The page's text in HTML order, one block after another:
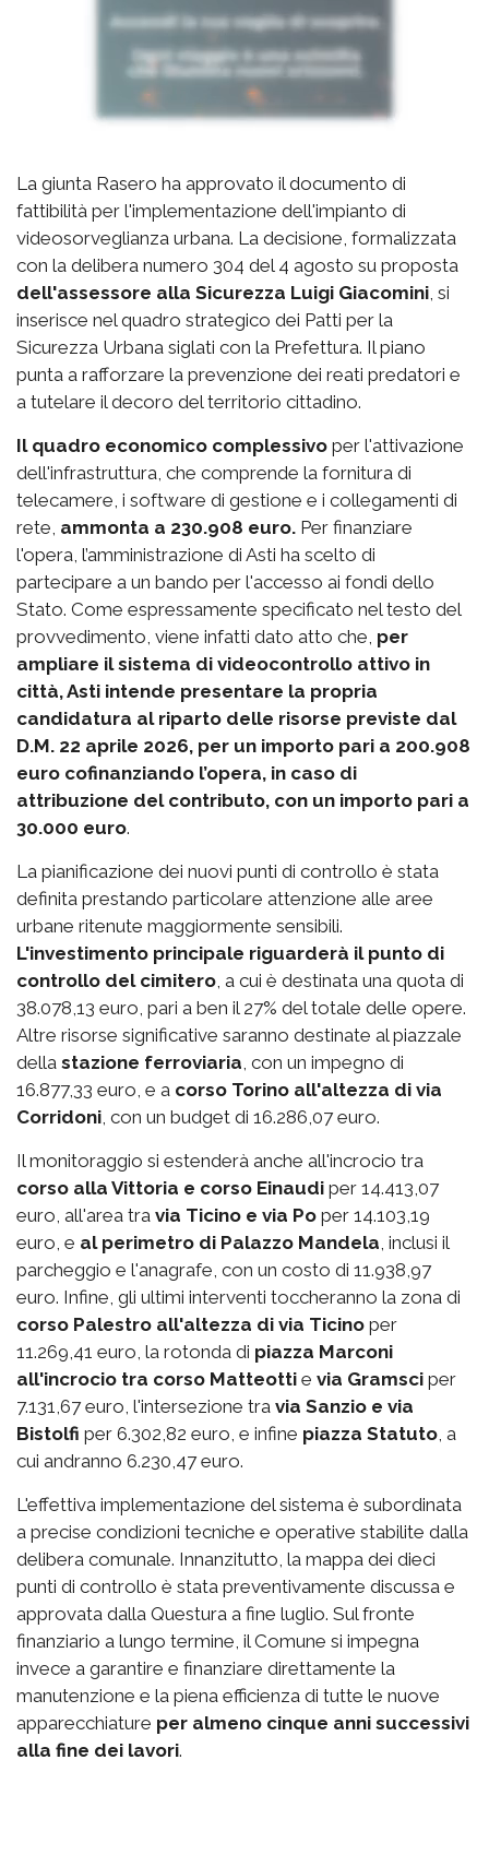
La giunta Rasero ha approvato il documento di
fattibilità per l'implementazione dell'impianto di
videosorveglianza urbana. La decisione, formalizzata
con la delibera numero 304 del 4 agosto su proposta
dell'assessore alla Sicurezza Luigi Giacomini, si
inserisce nel quadro strategico dei Patti per la
Sicurezza Urbana siglati con la Prefettura. Il piano
punta a rafforzare la prevenzione dei reati predatori e
a tutelare il decoro del territorio cittadino.
Il quadro economico complessivo per l'attivazione
dell'infrastruttura, che comprende la fornitura di
telecamere, i software di gestione e i collegamenti di
rete, ammonta a 230.908 euro. Per finanziare
l'opera, l’amministrazione di Asti ha scelto di
partecipare a un bando per l'accesso ai fondi dello
Stato. Come espressamente specificato nel testo del
provvedimento, viene infatti dato atto che, per
ampliare il sistema di videocontrollo attivo in
città, Asti intende presentare la propria
candidatura al riparto delle risorse previste dal
D.M. 22 aprile 2026, per un importo pari a 200.908
euro cofinanziando l’opera, in caso di
attribuzione del contributo, con un importo pari a
30.000 euro.
La pianificazione dei nuovi punti di controllo è stata
definita prestando particolare attenzione alle aree
urbane ritenute maggiormente sensibili.
L'investimento principale riguarderà il punto di
controllo del cimitero, a cui è destinata una quota di
38.078,13 euro, pari a ben il 27% del totale delle opere.
Altre risorse significative saranno destinate al piazzale
della stazione ferroviaria, con un impegno di
16.877,33 euro, e a corso Torino all'altezza di via
Corridoni, con un budget di 16.286,07 euro.
Il monitoraggio si estenderà anche all'incrocio tra
corso alla Vittoria e corso Einaudi per 14.413,07
euro, all'area tra via Ticino e via Po per 14.103,19
euro, e al perimetro di Palazzo Mandela, inclusi il
parcheggio e l'anagrafe, con un costo di 11.938,97
euro. Infine, gli ultimi interventi toccheranno la zona di
corso Palestro all'altezza di via Ticino per
11.269,41 euro, la rotonda di piazza Marconi
all'incrocio tra corso Matteotti e via Gramsci per
7.131,67 euro, l'intersezione tra via Sanzio e via
Bistolfi per 6.302,82 euro, e infine piazza Statuto, a
cui andranno 6.230,47 euro.
L'effettiva implementazione del sistema è subordinata
a precise condizioni tecniche e operative stabilite dalla
delibera comunale. Innanzitutto, la mappa dei dieci
punti di controllo è stata preventivamente discussa e
approvata dalla Questura a fine luglio. Sul fronte
finanziario a lungo termine, il Comune si impegna
invece a garantire e finanziare direttamente la
manutenzione e la piena efficienza di tutte le nuove
apparecchiature per almeno cinque anni successivi
alla fine dei lavori.